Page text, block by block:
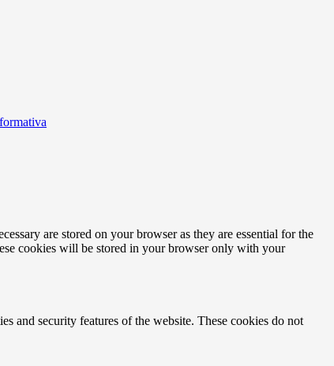
are stored on your browser as they are essential for the
cookies will be stored in your browser only with your
and security features of the website. These cookies do not